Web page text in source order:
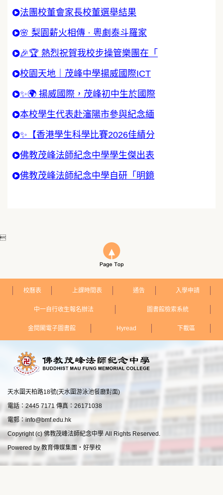
法團校董會家長校董選舉結果
🌸 梨園薪火相傳 · 粵劇泰斗羅家
🎉🏆 熱烈祝賀我校步操管樂團在「
校園天地｜茂峰中學揚威國際ICT
✨🌍 揚威國際，茂峰初中生於國際
本校學生代表赴瀋陽市參與紀念緬
✨【香港學生科學比賽2026佳績分
佛教茂峰法師紀念中學學生傑出表
佛教茂峰法師紀念中學自研「明鏡

校曆表 上課時間表 通告 入學申請
中一自行收生報名辦法 圖書館檢索系統
金閱閣電子圖書館 Hyread 下載區
天水圍天柏路18號(天水圍游泳池餐廳對面)
電話：2445 7171 傳真：26171038
電郵：info@bmf.edu.hk
Copyright (c) 佛教茂峰法師紀念中學 All Rights Reserved.
Powered by教育傳媒集團 ‧ 好學校